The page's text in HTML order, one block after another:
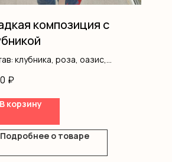
композиция с
клубника, роза, оазис,
₽
В корзину
Подробнее о товаре